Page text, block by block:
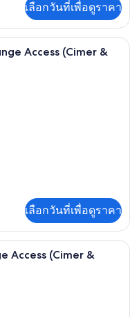
เลือกวันที่เพื่อดูราคา
นอนระดับพรีเมียม, มินิบาร์ฟรี,
Access (Cimer &
เลือกวันที่เพื่อดูราคา
นอนระดับพรีเมียม, มินิบาร์ฟรี,
Access (Cimer &